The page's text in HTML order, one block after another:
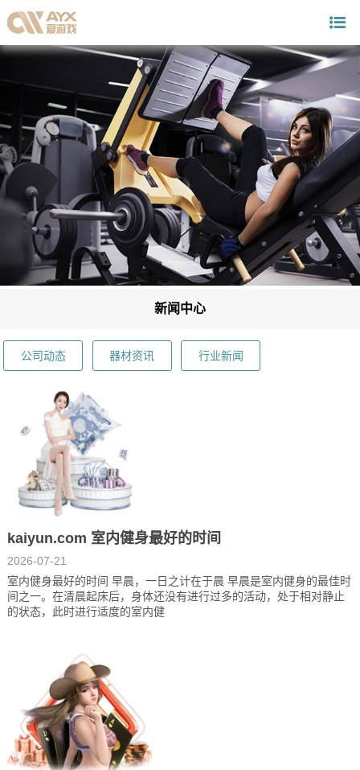
新闻中心
公司动态 器材资讯 行业新闻
kaiyun.com 室内健身最好的时间
2026-07-21
室内健身最好的时间 早晨，一日之计在于晨 早晨是室内健身的最佳时
间之一。在清晨起床后，身体还没有进行过多的活动，处于相对静止
的状态，此时进行适度的室内健